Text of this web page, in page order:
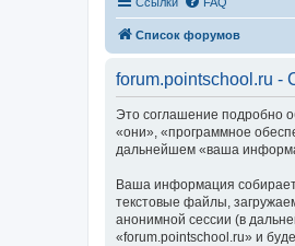
Список форумов
forum.pointschool.ru -
Это соглашение подробно
«они», «программное
дальнейшем «ваша
Ваша информация
текстовые файлы,
анонимной сессии (в
«forum.pointschool.ru» и